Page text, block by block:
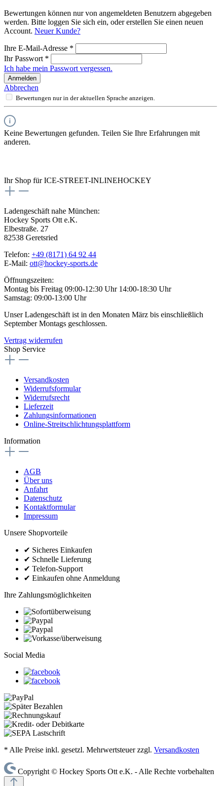
Bewertungen können nur von angemeldeten Benutzern abgegeben
werden. Bitte loggen Sie sich ein, oder erstellen Sie einen neuen
Account. Neuer Kunde?
Ihre E-Mail-Adresse *
Ihr Passwort *
Ich habe mein Passwort vergessen.
Anmelden
Abbrechen
Bewertungen nur in der aktuellen Sprache anzeigen.
Keine Bewertungen gefunden. Teilen Sie Ihre Erfahrungen mit
anderen.
Ihr Shop für ICE-STREET-INLINEHOCKEY
Ladengeschäft nahe München:
Hockey Sports Ott e.K.
Elbestraße. 27
82538 Geretsried
Telefon: +49 (8171) 64 92 44
E-Mail: ott@hockey-sports.de
Öffnungszeiten:
Montag bis Freitag 09:00-12:30 Uhr 14:00-18:30 Uhr
Samstag: 09:00-13:00 Uhr
Unser Ladengeschäft ist in den Monaten März bis einschließlich
September Montags geschlossen.
Vertrag widerrufen
Shop Service
Versandkosten
Widerrufsformular
Widerrufsrecht
Lieferzeit
Zahlungsinformationen
Online-Streitschlichtungsplattform
Information
AGB
Über uns
Anfahrt
Datenschutz
Kontaktformular
Impressum
Unsere Shopvorteile
✔ Sicheres Einkaufen
✔ Schnelle Lieferung
✔ Telefon-Support
✔ Einkaufen ohne Anmeldung
Ihre Zahlungsmöglichkeiten
Social Media
* Alle Preise inkl. gesetzl. Mehrwertsteuer zzgl. Versandkosten
Copyright © Hockey Sports Ott e.K. - Alle Rechte vorbehalten